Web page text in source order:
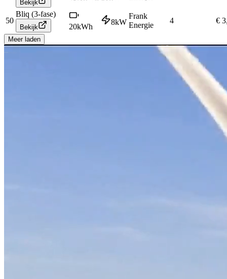
Bekijk
50
Bliq (3-fase)
Bekijk 20kWh
8kW
Frank
Energie
4 €
Meer laden